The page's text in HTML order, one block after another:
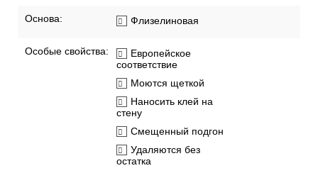
Основа: Флизелиновая
Особые свойства:
Европейское
соответствие
Моются щеткой
Наносить клей на
стену
Смещенный подгон
Удаляются без
остатка